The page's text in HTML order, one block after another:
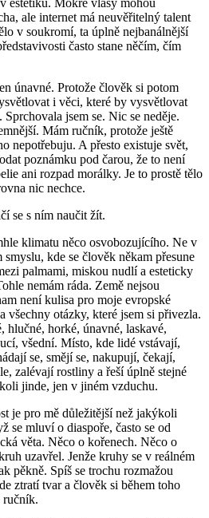
ale internet má neuvěřitelný talent
v soukromí, ta úplně nejbanálnější
často stane něčím, čím
únavné. Protože člověk si potom
i věci, které by vysvětlovat
Sprchovala jsem se. Nic se neděje.
Mám ručník, protože ještě
nepotřebuju. A přesto existuje svět,
poznámku pod čarou, že to není
ani rozpad morálky. Je to prostě tělo
nic nechce.
se s ním naučit žít.
klimatu něco osvobozujícího. Ne v
kde se člověk někam přesune
palmami, miskou nudlí a esteticky
nemám ráda. Země nejsou
není kulisa pro moje evropské
všechny otázky, které jsem si přivezla.
hlučné, horké, únavné, laskavé,
všední. Místo, kde lidé vstávají,
se, smějí se, nakupují, čekají,
zalévají rostliny a řeší úplně stejné
jinde, jen v jiném vzduchu.
je pro mě důležitější než jakýkoli
se mluví o diaspoře, často se od
věta. Něco o kořenech. Něco o
uzavřel. Jenže kruhy se v reálném
pěkně. Spíš se trochu rozmažou
ztratí tvar a člověk si během toho
ručník.